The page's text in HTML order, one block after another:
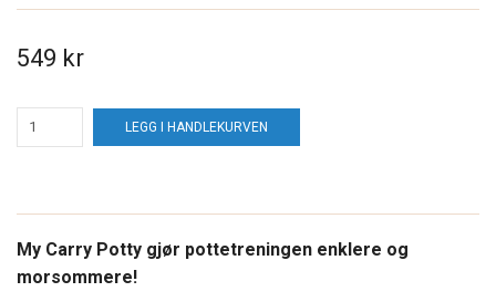
549 kr
LEGG I HANDLEKURVEN
My Carry Potty gjør pottetreningen enklere og
morsommere!